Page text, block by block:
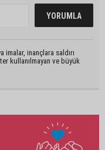
inançlara saldırı
kullanılmayan ve büyük